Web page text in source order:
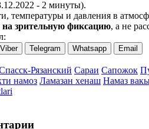
- 2 минуты).
температуры и давления в
зрительную фиксацию, а не
Viber Telegram Whatsapp Email
Рязанский Сараи Сапожок
намоз Ламазан хенаш Намаз